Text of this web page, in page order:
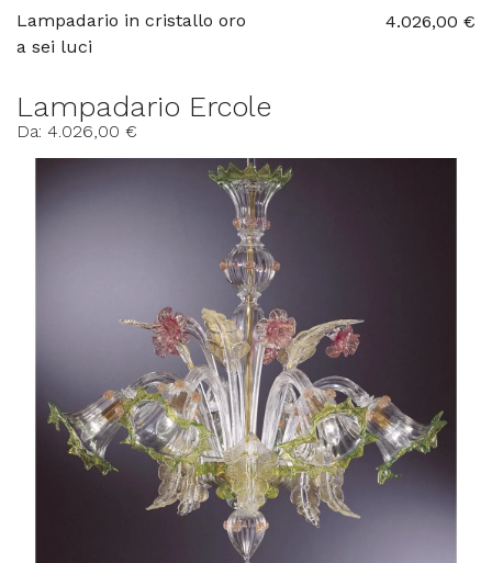
Lampadario in cristallo oro
a sei luci
4.026,00 €
Lampadario Ercole
Da: 4.026,00 €